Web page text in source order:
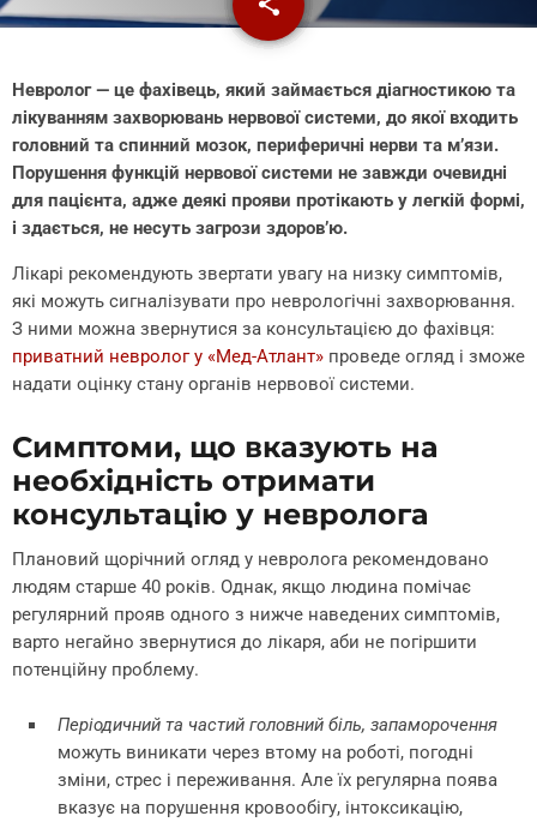
Невролог — це фахівець, який займається діагностикою та
лікуванням захворювань нервової системи, до якої входить
головний та спинний мозок, периферичні нерви та м’язи.
Порушення функцій нервової системи не завжди очевидні
для пацієнта, адже деякі прояви протікають у легкій формі,
і здається, не несуть загрози здоров’ю.
Лікарі рекомендують звертати увагу на низку симптомів,
які можуть сигналізувати про неврологічні захворювання.
З ними можна звернутися за консультацією до фахівця:
приватний невролог у «Мед-Атлант» проведе огляд і зможе
надати оцінку стану органів нервової системи.
Симптоми, що вказують на
необхідність отримати
консультацію у невролога
Плановий щорічний огляд у невролога рекомендовано
людям старше 40 років. Однак, якщо людина помічає
регулярний прояв одного з нижче наведених симптомів,
варто негайно звернутися до лікаря, аби не погіршити
потенційну проблему.
Періодичний та частий головний біль, запаморочення
можуть виникати через втому на роботі, погодні
зміни, стрес і переживання. Але їх регулярна поява
вказує на порушення кровообігу, інтоксикацію,